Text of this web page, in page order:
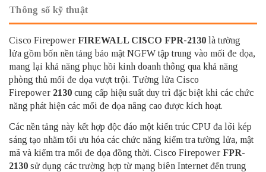
Thông số kỹ thuật
Cisco Firepower FIREWALL CISCO FPR-2130 là tường
lửa gồm bốn nền tảng bảo mật NGFW tập trung vào mối đe dọa,
mang lại khả năng phục hồi kinh doanh thông qua khả năng
phòng thủ mối đe dọa vượt trội. Tường lửa Cisco
Firepower 2130 cung cấp hiệu suất duy trì đặc biệt khi các chức
năng phát hiện các mối đe dọa nâng cao được kích hoạt.
Các nền tảng này kết hợp độc đáo một kiến ​​trúc CPU đa lõi kép
sáng tạo nhằm tối ưu hóa các chức năng kiểm tra tường lửa, mật
mã và kiểm tra mối đe dọa đồng thời. Cisco Firepower FPR-
2130 sử dụng các trường hợp từ mạng biên Internet đến trung